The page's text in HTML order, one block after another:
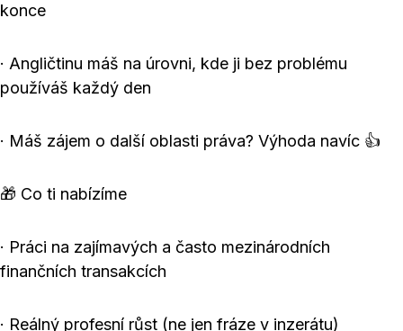
konce
· Angličtinu máš na úrovni, kde ji bez problému
používáš každý den
· Máš zájem o další oblasti práva? Výhoda navíc 👍
🎁 Co ti nabízíme
· Práci na zajímavých a často mezinárodních
finančních transakcích
· Reálný profesní růst (ne jen fráze v inzerátu)